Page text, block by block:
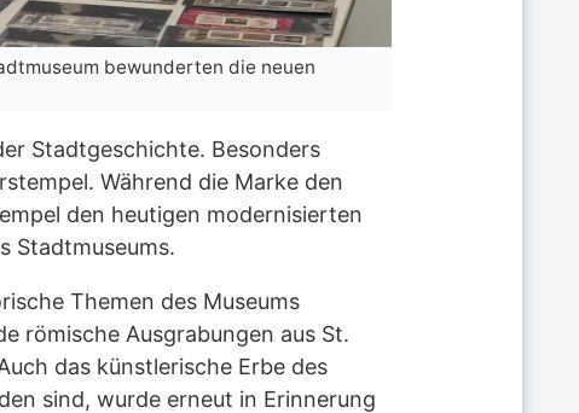
bewunderten die neuen
Stadtgeschichte. Besonders
Während die Marke den
den heutigen modernisierten
Stadtmuseums.
Themen des Museums
römische Ausgrabungen aus St.
das künstlerische Erbe des
sind, wurde erneut in Erinnerung